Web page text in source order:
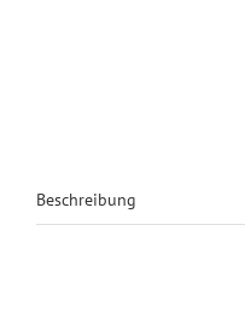
Beschreibung